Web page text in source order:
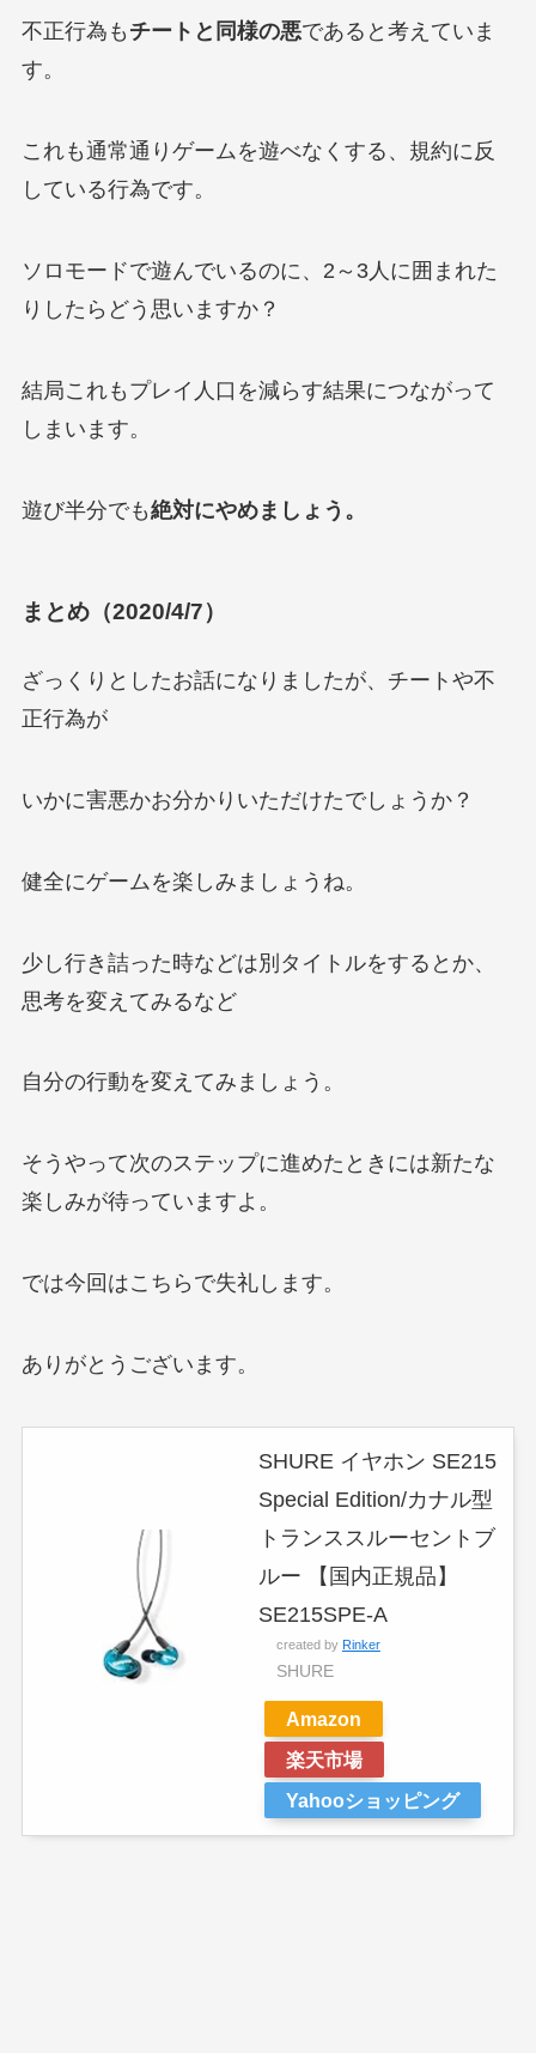
不正行為も チートと同様の悪であると考えていま
す。
これも通常通りゲームを遊べなくする、規約に反
している行為です。
ソロモードで遊んでいるのに、2～3人に囲まれた
りしたらどう思いますか？
結局これもプレイ人口を減らす結果につながって
しまいます。
遊び半分でも絶対にやめましょう。
まとめ（2020/4/7）
ざっくりとしたお話になりましたが、チートや不
正行為が
いかに害悪かお分かりいただけたでしょうか？
健全にゲームを楽しみましょうね。
少し行き詰った時などは別タイトルをするとか、
思考を変えてみるなど
自分の行動を変えてみましょう。
そうやって次のステップに進めたときには新たな
楽しみが待っていますよ。
では今回はこちらで失礼します。
ありがとうございます。
SHURE イヤホン SE215
Special Edition/カナル型
トランススルーセントブ
ルー 【国内正規品】
SE215SPE-A
created by Rinker
SHURE
Amazon
楽天市場
Yahooショッピング